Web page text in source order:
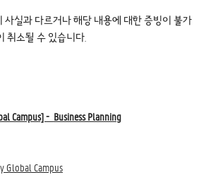
사실과 다르거나 해당 내용에 대한 증빙이 불가
취소될 수 있습니다.
Campus] - Business Planning
Global Campus